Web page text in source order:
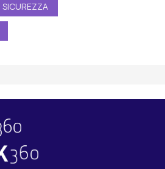
SICUREZZA